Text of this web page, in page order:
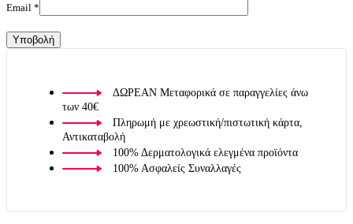
Email *
ΔΩΡΕΑΝ Μεταφορικά σε παραγγελίες άνω
των 40€
Πληρωμή με χρεωστική/πιστωτική κάρτα,
Αντικαταβολή
100% Δερματολογικά ελεγμένα προϊόντα
100% Ασφαλείς Συναλλαγές